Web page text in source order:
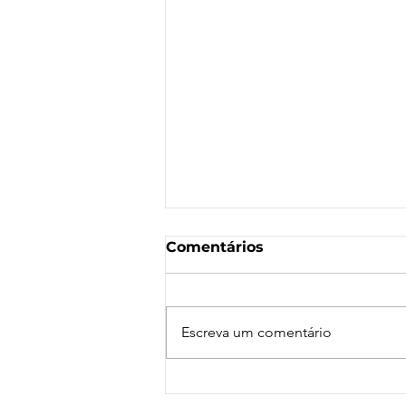
Comentários
Escreva um comentário